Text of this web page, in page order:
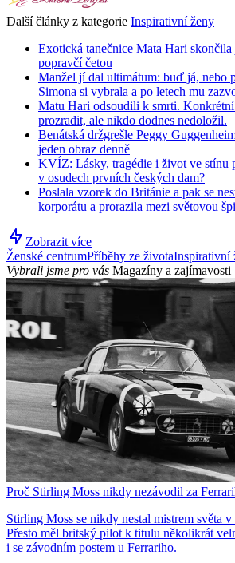
Další články z kategorie Inspirativní ženy
Exotická tanečnice Mata Hari
popravčí četou
Manžel jí dal ultimátum: buď já, nebo
Simona si vybrala a po letech mu
Matu Hari odsoudili k smrti.
prozradit, ale nikdo dodnes nedoložil.
Benátská držgrešle Peggy
jeden obraz denně
KVÍZ: Lásky, tragédie i život ve stínu
v osudech prvních českých dam?
Poslala vzorek do Británie a pak se
korporátu a prorazila mezi světovou
Zobrazit více
Ženské centrumPříběhy ze životaInspirativní
Vybrali jsme pro vás Magazíny a zajímavosti
Proč Stirling Moss nikdy nezávodil za
Stirling Moss se nikdy nestal mistrem světa
Přesto měl britský pilot k titulu několikrát
i se závodním postem u Ferrariho.